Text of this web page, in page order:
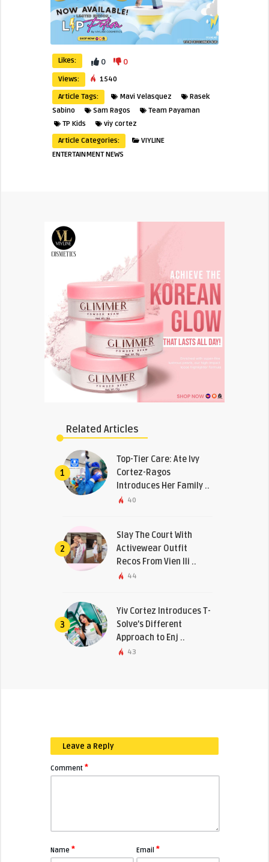
Likes: 0 0
Views:
1540
Article Tags:
Mavi Velasquez
Rasek
Sabino
Sam Ragos
Team Payaman
TP Kids
viy cortez
Article Categories:
VIYLINE
ENTERTAINMENT NEWS
Related Articles
1
Top-Tier Care: Ate Ivy
Cortez-Ragos
Introduces Her Family ..
40
2
Slay The Court With
Activewear Outfit
Recos From Vien Ili ..
44
3
Yiv Cortez Introduces T-
Solve’s Different
Approach to Enj ..
43
Leave a Reply
Comment *
Name * Email*